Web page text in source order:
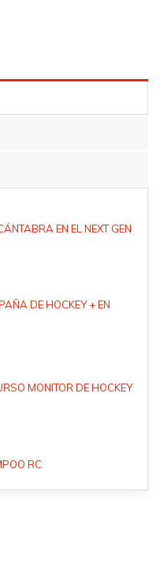
EN EL NEXT GEN
DE HOCKEY + EN
MONITOR DE HOCKEY
RC